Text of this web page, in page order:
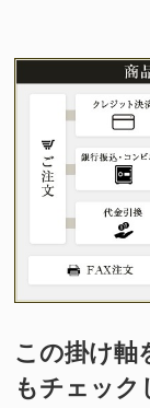
この掛け軸
もチェック